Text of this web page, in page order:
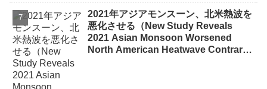
2021年アジアモンスーン、北米熱波を
悪化させる（New Study Reveals
2021 Asian Monsoon Worsened
North American Heatwave Contrary